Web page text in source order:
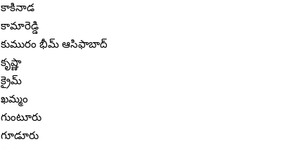
కాకినాడ
కామారెడ్డి
కుమురం భీమ్ ఆసిఫాబాద్
కృష్ణా
క్రైమ్
ఖమ్మం
గుంటూరు
గూడూరు